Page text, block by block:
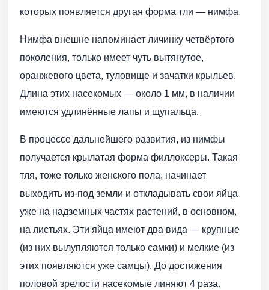
которых появляется другая форма тли — нимфа.
Нимфа внешне напоминает личинку четвёртого
поколения, только имеет чуть вытянутое,
оранжевого цвета, туловище и зачатки крыльев.
Длина этих насекомых — около 1 мм, в наличии
имеются удлинённые лапы и щупальца.
В процессе дальнейшего развития, из нимфы
получается крылатая форма филлоксеры. Такая
тля, тоже только женского пола, начинает
выходить из-под земли и откладывать свои яйца
уже на надземных частях растений, в основном,
на листьях. Эти яйца имеют два вида — крупные
(из них вылупляются только самки) и мелкие (из
этих появляются уже самцы). До достижения
половой зрелости насекомые линяют 4 раза.